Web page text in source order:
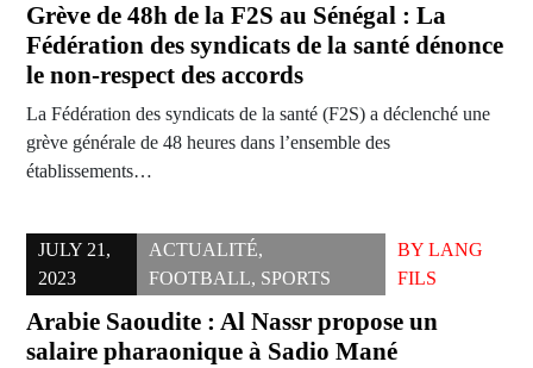
Grève de 48h de la F2S au Sénégal : La
Fédération des syndicats de la santé dénonce
le non-respect des accords
La Fédération des syndicats de la santé (F2S) a déclenché une
grève générale de 48 heures dans l’ensemble des
établissements…
JULY 21,
2023
ACTUALITÉ,
FOOTBALL, SPORTS
BYLANG
FILS
Arabie Saoudite : Al Nassr propose un
salaire pharaonique à Sadio Mané